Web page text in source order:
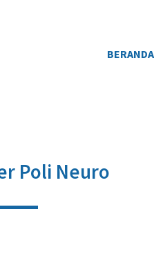
BERANDA
Poli Neuro